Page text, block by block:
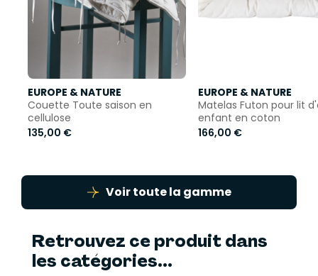
EUROPE & NATURE
Couette Toute saison en
cellulose
135,00 €
EUROPE & NATURE
Matelas Futon pour lit
enfant en coton
166,00 €
Voir toute la gamme
Retrouvez ce produit dans
les catégories...